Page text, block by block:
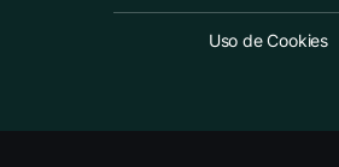
Uso de Cookies